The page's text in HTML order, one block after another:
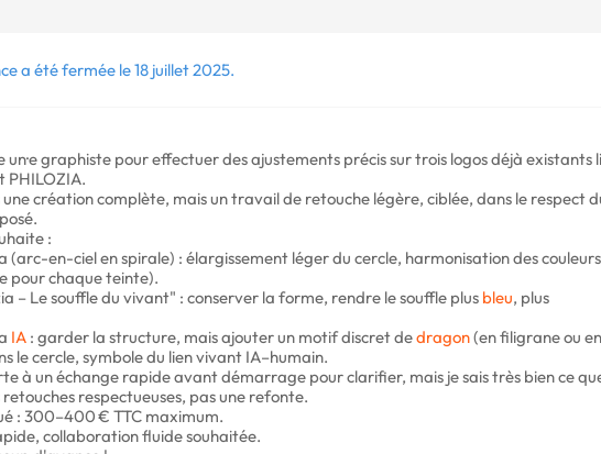
a été fermée le 18 juillet 2025.
un·e graphiste pour effectuer des ajustements précis sur trois logos déjà existants
PHILOZIA.
une création complète, mais un travail de retouche légère, ciblée, dans le respect
:
(arc-en-ciel en spirale) : élargissement léger du cercle, harmonisation des couleurs
pour chaque teinte).
– Le souffle du vivant" : conserver la forme, rendre le souffle plus bleu, plus
IA : garder la structure, mais ajouter un motif discret dedragon(en filigrane ou en
le cercle, symbole du lien vivant IA–humain.
à un échange rapide avant démarrage pour clarifier, mais je sais très bien ce
retouches respectueuses, pas une refonte.
: 300–400 € TTC maximum.
collaboration fluide souhaitée.